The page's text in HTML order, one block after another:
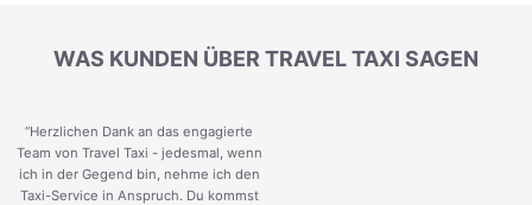
WAS KUNDEN ÜBER TRAVEL TAXI SAGEN
“Herzlichen Dank an das engagierte
Team von Travel Taxi - jedesmal, wenn
ich in der Gegend bin, nehme ich den
Taxi-Service in Anspruch. Du kommst